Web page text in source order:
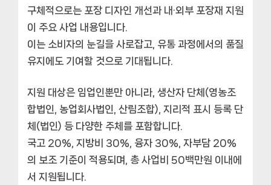
구체적으로는 포장 디자인 개선과 내·외부 포장재 지원
이 주요 사업 내용입니다.
이는 소비자의 눈길을 사로잡고, 유통 과정에서의 품질
유지에도 기여할 것으로 기대됩니다.
지원 대상은 임업인뿐만 아니라, 생산자 단체(영농조
합법인, 농업회사법인, 산림조합), 지리적 표시 등록 단
체(법인) 등 다양한 주체를 포함합니다.
국고 20%, 지방비 30%, 융자 30%, 자부담 20%
의 보조 기준이 적용되며, 총 사업비 50백만원 이내에
서 지원됩니다.